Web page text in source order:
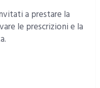
a prestare la
le prescrizioni e la